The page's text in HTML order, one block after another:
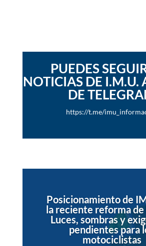
PUEDES
NOTICIAS DE I.M.U.
DE
https://t.me/
Posicionamiento de
la reciente reforma de
Luces, sombras y
pendientes para
motociclistas